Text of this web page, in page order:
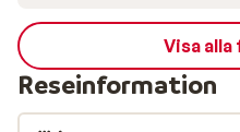
Visa
Reseinformation